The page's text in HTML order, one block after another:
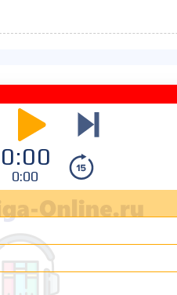
0:00
0:00